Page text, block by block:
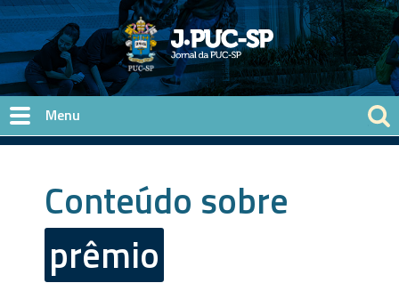
Pular para o conteúdo principal
Conteúdo sobre
prêmio